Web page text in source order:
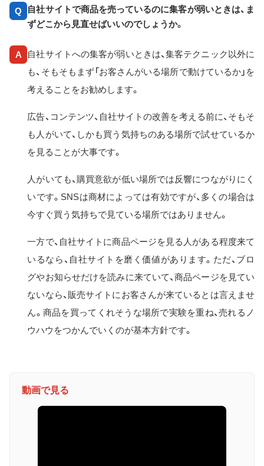
Q
自社サイトで商品を売っているのに集客が弱いときは、ま
ずどこから見直せばいいのでしょうか。
A
自社サイトへの集客が弱いときは、集客テクニック以外に
も、そもそもまず「お客さんがいる場所で動けているか」を
考えることをお勧めします。
広告、コンテンツ、自社サイトの改善を考える前に、そもそ
も人がいて、しかも買う気持ちのある場所で試せているか
を見ることが大事です。
人がいても、購買意欲が低い場所では反響につながりにく
いです。SNSは商材によっては有効ですが、多くの場合は
今すぐ買う気持ちで見ている場所ではありません。
一方で、自社サイトに商品ページを見る人がある程度来て
いるなら、自社サイトを磨く価値があります。ただ、ブロ
グやお知らせだけを読みに来ていて、商品ページを見てい
ないなら、販売サイトにお客さんが来ているとは言えませ
ん。商品を買ってくれそうな場所で実験を重ね、売れるノ
ウハウをつかんでいくのが基本方針です。
動画で見る